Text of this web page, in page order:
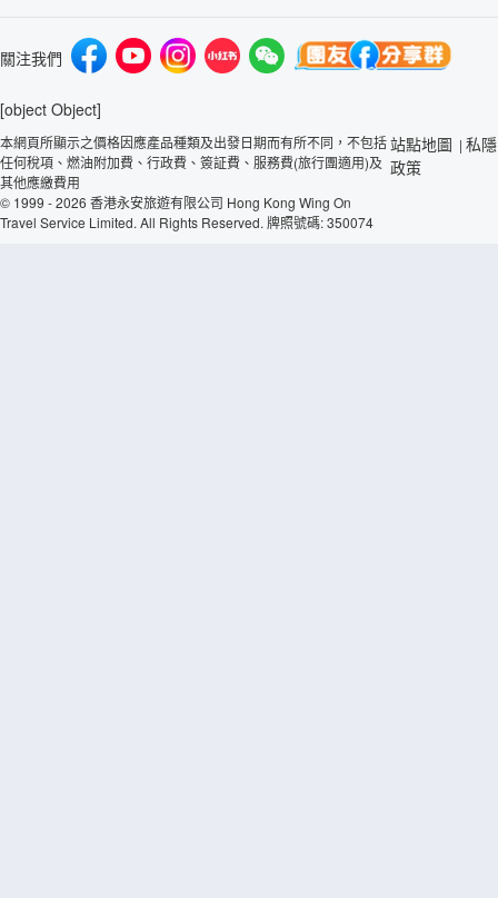
關注我們
[object Object]
本網頁所顯示之價格因應產品種類及出發日期而有所不同，不包括
任何稅項、燃油附加費、行政費、簽証費、服務費(旅行團適用)及
其他應繳費用
© 1999 - 2026 香港永安旅遊有限公司 Hong Kong Wing On
Travel Service Limited. All Rights Reserved. 牌照號碼: 350074
站點地圖 | 私隱
政策